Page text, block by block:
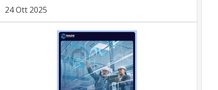
24 Ott 2025